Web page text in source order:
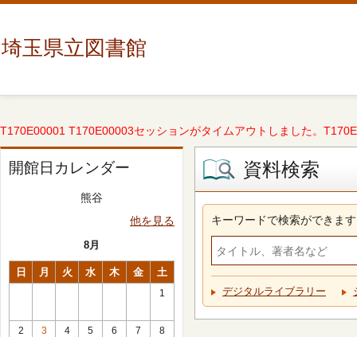
埼玉県立図書館
T170E00001 T170E00003セッションがタイムアウトしました。
開館日カレンダー
熊谷
他を見る
8月
日 月 火 水 木 金 土
1
2
3
4 5 6 7 8
資料検索
キーワードで検索ができます
デジタルライブラリー